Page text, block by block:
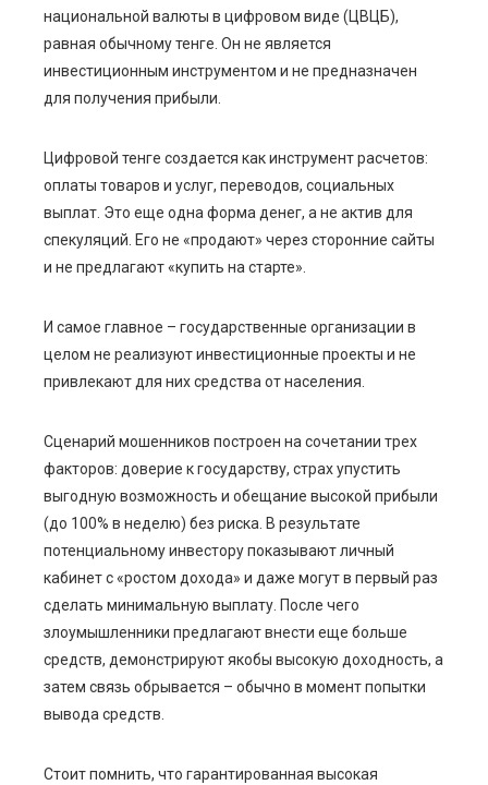
национальной валюты в цифровом виде (ЦВЦБ),
равная обычному тенге. Он не является
инвестиционным инструментом и не предназначен
для получения прибыли.
Цифровой тенге создается как инструмент расчетов:
оплаты товаров и услуг, переводов, социальных
выплат. Это еще одна форма денег, а не актив для
спекуляций. Его не «продают» через сторонние сайты
и не предлагают «купить на старте».
И самое главное – государственные организации в
целом не реализуют инвестиционные проекты и не
привлекают для них средства от населения.
Сценарий мошенников построен на сочетании трех
факторов: доверие к государству, страх упустить
выгодную возможность и обещание высокой прибыли
(до 100% в неделю) без риска. В результате
потенциальному инвестору показывают личный
кабинет с «ростом дохода» и даже могут в первый раз
сделать минимальную выплату. После чего
злоумышленники предлагают внести еще больше
средств, демонстрируют якобы высокую доходность, а
затем связь обрывается – обычно в момент попытки
вывода средств.
Стоит помнить, что гарантированная высокая